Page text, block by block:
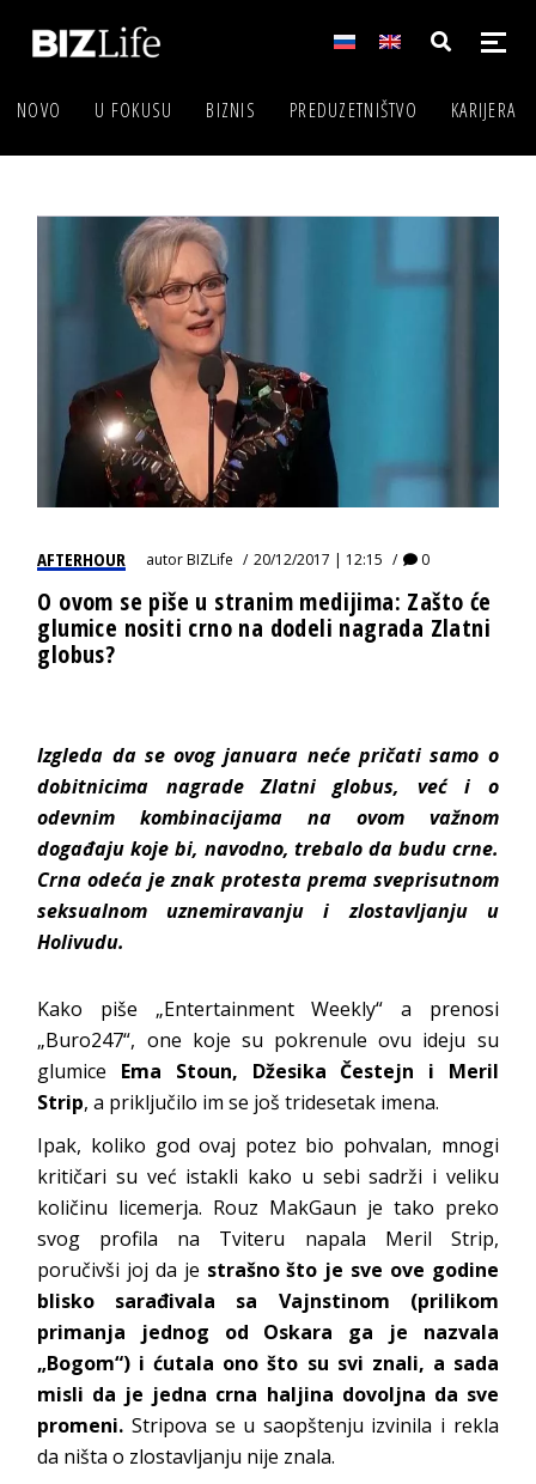
NOVO U FOKUSU BIZNIS PREDUZETNIŠTVO KARIJERA
AFTERHOUR autorBIZLife 20/12/2017 | 12:15 0
O ovom se piše u stranim medijima: Zašto će
glumice nositi crno na dodeli nagrada Zlatni
globus?
Izgleda da se ovog januara neće pričati samo o
dobitnicima nagrade Zlatni globus, već i o
odevnim kombinacijama na ovom važnom
događaju koje bi, navodno, trebalo da budu crne.
Crna odeća je znak protesta prema sveprisutnom
seksualnom uznemiravanju i zlostavljanju u
Holivudu.
Kako piše „Entertainment Weekly“ a prenosi
„Buro247“, one koje su pokrenule ovu ideju su
glumice Ema Stoun, Džesika Čestejn i Meril
Strip, a priključilo im se još tridesetak imena.
Ipak, koliko god ovaj potez bio pohvalan, mnogi
kritičari su već istakli kako u sebi sadrži i veliku
količinu licemerja. Rouz MakGaun je tako preko
svog profila na Tviteru napala Meril Strip,
poručivši joj da je strašno što je sve ove godine
blisko sarađivala sa Vajnstinom (prilikom
primanja jednog od Oskara ga je nazvala
„Bogom“) i ćutala ono što su svi znali, a sada
misli da je jedna crna haljina dovoljna da sve
promeni. Stripova se u saopštenju izvinila i rekla
da ništa o zlostavljanju nije znala.